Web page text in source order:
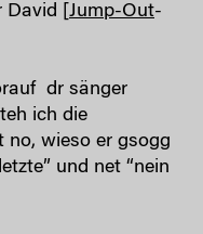
[ Jump-Out-
dr sänger
ich die
no, wieso er gsogg
und net “nein